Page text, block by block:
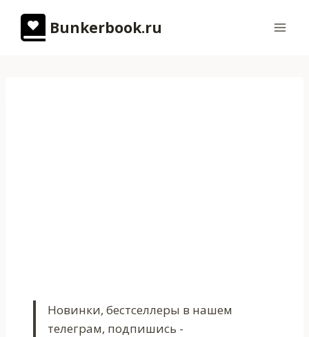
содержимому
Bunkerbook.ru
Новинки, бестселлеры в нашем
телеграм, подпишись -